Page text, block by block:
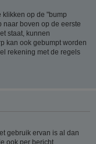
op de "bump
naar boven op de eerste
staat, kunnen
kan ook gebumpt worden
rekening met de regels
gebruik ervan is al dan
ook per bericht